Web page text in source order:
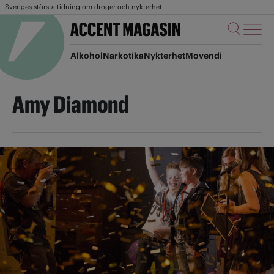
Sveriges största tidning om droger och nykterhet
AlkoholNarkotikaNykterhetMovendi
Amy Diamond